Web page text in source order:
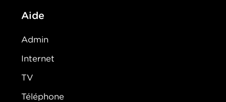
Aide
Admin
Internet
TV
Téléphone